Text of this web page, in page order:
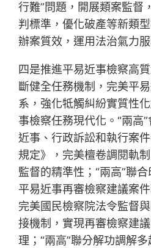
行難”問題，開展類案監督
判標準，優化破產等新類
辦案質效，運用法治氣力
四是推進平易近事檢察高
斷健全任務機制，完美平
系，強化牴觸糾紛實質性
事檢察任務現代化。“兩高
近事、行政訴訟和執行案
規定》，完美檀卷調閱軌
監督的精準性；“兩高”聯
平易近事再審檢察建議案
完美國民檢察院法令監督
接機制，實現再審檢察建
理；“兩高”聯分解功調解